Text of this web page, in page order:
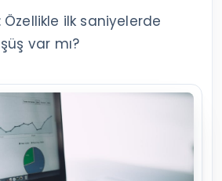
: Özellikle ilk saniyelerde
var mı?